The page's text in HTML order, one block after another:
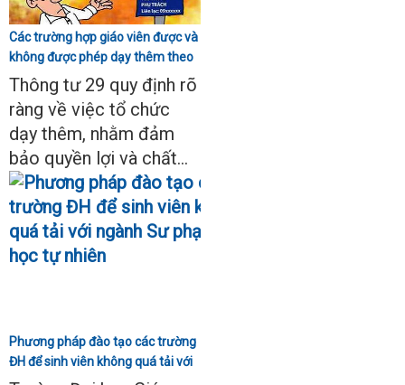
Các trường hợp giáo viên được và
không được phép dạy thêm theo
Thông tư 29
Thông tư 29 quy định rõ
ràng về việc tổ chức
dạy thêm, nhằm đảm
bảo quyền lợi và chất...
Phương pháp đào tạo các trường
ĐH để sinh viên không quá tải với
ngành Sư phạm Khoa học tự